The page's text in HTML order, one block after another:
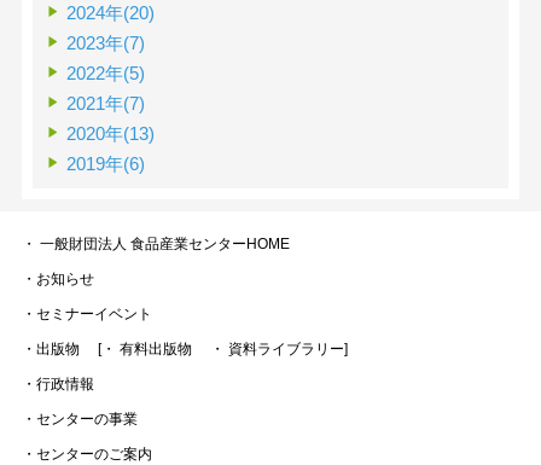
2024年(20)
2023年(7)
2022年(5)
2021年(7)
2020年(13)
2019年(6)
・ 一般財団法人 食品産業センターHOME
・お知らせ
・セミナーイベント
・出版物 [・ 有料出版物 ・ 資料ライブラリー]
・行政情報
・センターの事業
・センターのご案内